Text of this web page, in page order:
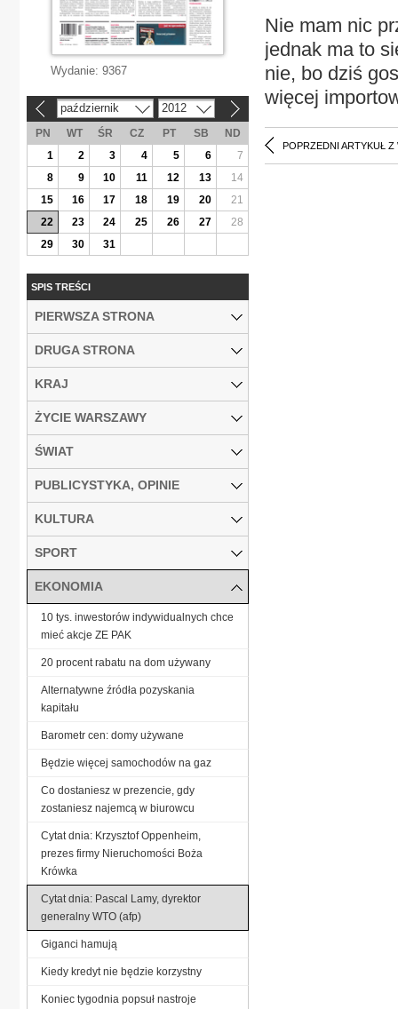
Nie mam nic
jednak ma to
nie, bo dziś
więcej
POPRZEDNI ARTYKUŁ Z
Wydanie: 9367
październik 2012
PN WT ŚR CZ PT SB
ND
1
2 3 4 5 6
7
8
9 10 11 12 13
14
15
16 17 18 19 20
21
22
23 24 25 26 27
28
29
30 31
SPIS TREŚCI
PIERWSZA STRONA
DRUGA STRONA
KRAJ
ŻYCIE WARSZAWY
ŚWIAT
PUBLICYSTYKA, OPINIE
KULTURA
SPORT
EKONOMIA
10 tys. inwestorów indywidualnych chce
mieć akcje ZE PAK
20 procent rabatu na dom używany
Alternatywne źródła pozyskania
kapitału
Barometr cen: domy używane
Będzie więcej samochodów na gaz
Co dostaniesz w prezencie, gdy
zostaniesz najemcą w biurowcu
Cytat dnia: Krzysztof Oppenheim,
prezes firmy Nieruchomości Boża
Krówka
Cytat dnia: Pascal Lamy, dyrektor
generalny WTO (afp)
Giganci hamują
Kiedy kredyt nie będzie korzystny
Koniec tygodnia popsuł nastroje